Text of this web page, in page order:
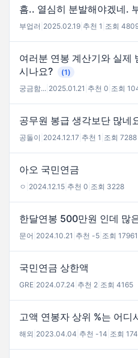
흠.. 열심히 분발해야겠네.
부업러 2025.02.19 추천 1 조회
여러분 연봉 계산기와 실제
시나요?
(1)
궁금함... 2025.01.21 추천 0 조회
공무원 봉급 생각보단 많네
공돌이 2024.12.17 추천 1 조회 7288
아오 국민연금
ㅇ 2024.12.15 추천 0 조회 3228
한달연봉 500만원 인데 많
문어 2024.10.21 추천 -5 조회 17961
국민연금 상한액
GRE 2024.07.24 추천 2 조회 4165
고액 연봉자 상위 %는 어디
해외 2023.04.04 추천 -14 조회